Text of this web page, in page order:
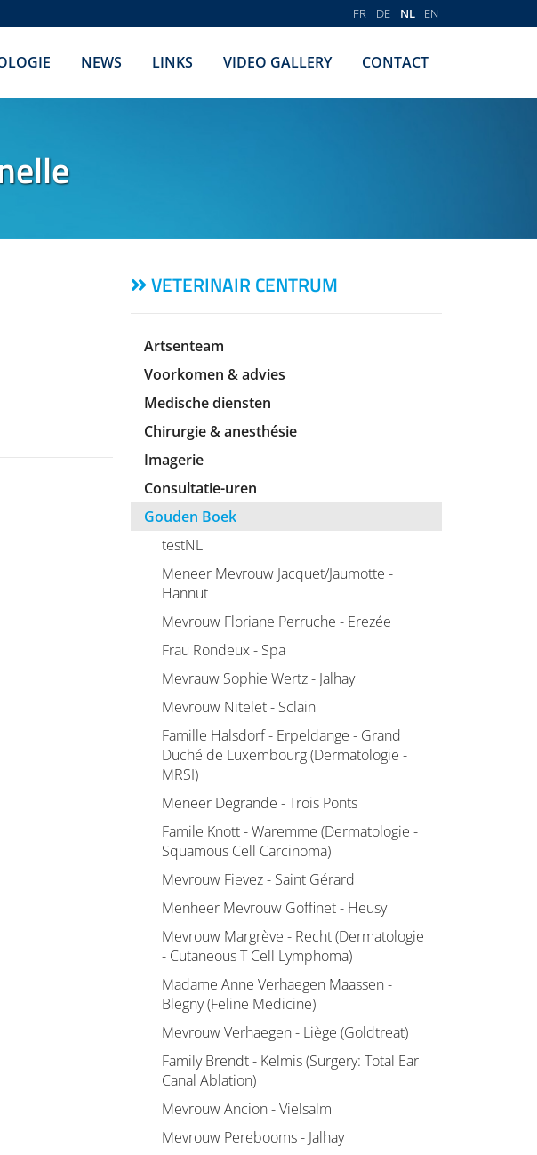
FR DE NL EN
NEWS LINKS VIDEO GALLERY CONTACT
VETERINAIR CENTRUM
Artsenteam
Voorkomen & advies
Medische diensten
Chirurgie & anesthésie
Imagerie
Consultatie-uren
Gouden Boek
testNL
Meneer Mevrouw Jacquet/Jaumotte -
Hannut
Mevrouw Floriane Perruche - Erezée
Frau Rondeux - Spa
Mevrauw Sophie Wertz - Jalhay
Mevrouw Nitelet - Sclain
Famille Halsdorf - Erpeldange - Grand
Duché de Luxembourg (Dermatologie -
MRSI)
Meneer Degrande - Trois Ponts
Famile Knott - Waremme (Dermatologie -
Squamous Cell Carcinoma)
Mevrouw Fievez - Saint Gérard
Menheer Mevrouw Goffinet - Heusy
Mevrouw Margrève - Recht (Dermatologie
- Cutaneous T Cell Lymphoma)
Madame Anne Verhaegen Maassen -
Blegny (Feline Medicine)
Mevrouw Verhaegen - Liège (Goldtreat)
Family Brendt - Kelmis (Surgery: Total Ear
Canal Ablation)
Mevrouw Ancion - Vielsalm
Mevrouw Perebooms - Jalhay